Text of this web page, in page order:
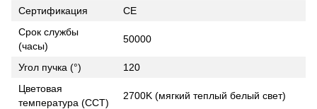
Сертификация
CE
Срок службы
(часы)
50000
Угол пучка (°)
120
Цветовая
температура (CCT)
2700K (мягкий теплый белый свет)